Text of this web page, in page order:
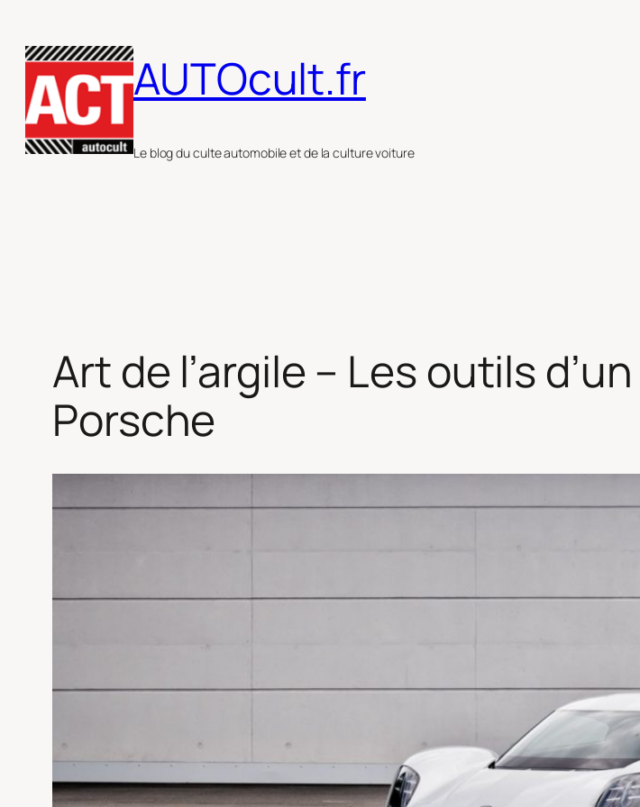
au
contenu
AUTOcult.fr
Le blog du culte automobile et de la culture voiture
Art de l’argile – Les outils
Porsche